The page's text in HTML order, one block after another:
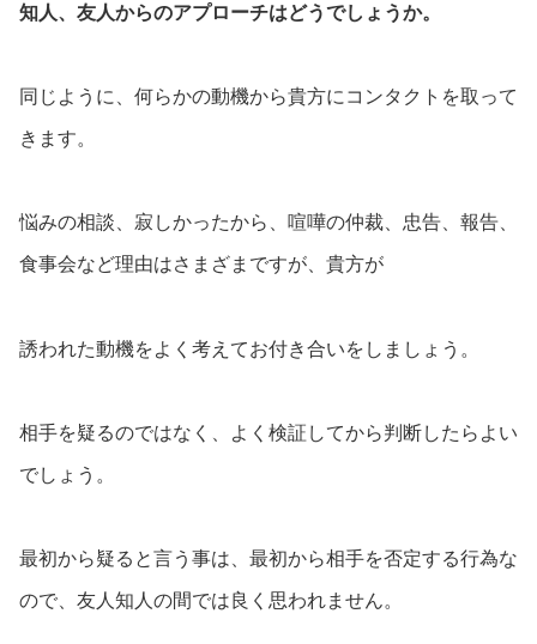
知人、友人からのアプローチはどうでしょうか。
同じように、何らかの動機から貴方にコンタクトを取って
きます。
悩みの相談、寂しかったから、喧嘩の仲裁、忠告、報告、
食事会など理由はさまざまですが、貴方が
誘われた動機をよく考えてお付き合いをしましょう。
相手を疑るのではなく、よく検証してから判断したらよい
でしょう。
最初から疑ると言う事は、最初から相手を否定する行為な
ので、友人知人の間では良く思われません。